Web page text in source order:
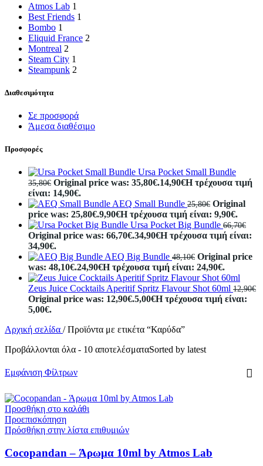
Atmos Lab 1
Best Friends 1
Bombo 1
Eliquid France 2
Montreal 2
Steam City 1
Steampunk 2
Διαθεσιμότητα
Σε προσφορά
Άμεσα διαθέσιμο
Προσφορές
Ursa Pocket Small Bundle
35,80€ Original price was: 35,80€.14,90€Η τρέχουσα τιμή
είναι: 14,90€.
AEQ Small Bundle 25,80€ Original
price was: 25,80€.9,90€Η τρέχουσα τιμή είναι: 9,90€.
Ursa Pocket Big Bundle 66,70€
Original price was: 66,70€.34,90€Η τρέχουσα τιμή είναι:
34,90€.
AEQ Big Bundle 48,10€ Original price
was: 48,10€.24,90€Η τρέχουσα τιμή είναι: 24,90€.
Zeus Juice Cocktails Aperitif Spritz Flavour Shot 60ml 12,90€
Original price was: 12,90€.5,00€Η τρέχουσα τιμή είναι:
5,00€.
Αρχική σελίδα / Προϊόντα με ετικέτα “Καρύδα”
Προβάλλονται όλα - 10 αποτελέσματαSorted by latest
Εμφάνιση Φίλτρων
Προσθήκη στο καλάθι
Προεπισκόπηση
Πρόσθήκη στην λίστα επιθυμιών
Cocopandan – Άρωμα 10ml by Atmos Lab